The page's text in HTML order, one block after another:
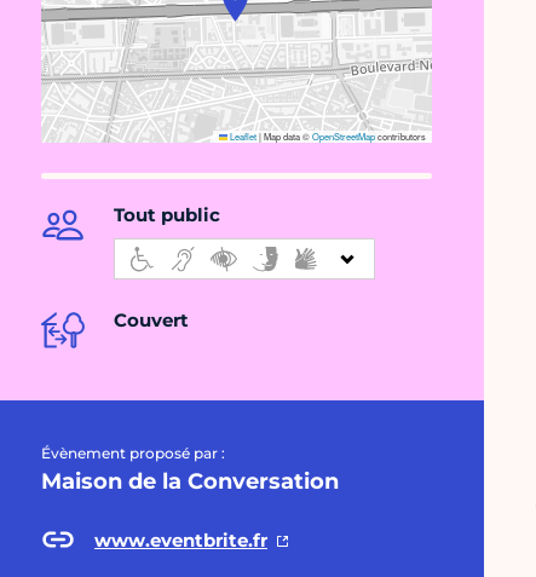
Leaflet|Map data ©OpenStreetMapcontributors
Tout public
Couvert
Évènement proposé par :
Maison de la Conversation
www.eventbrite.fr